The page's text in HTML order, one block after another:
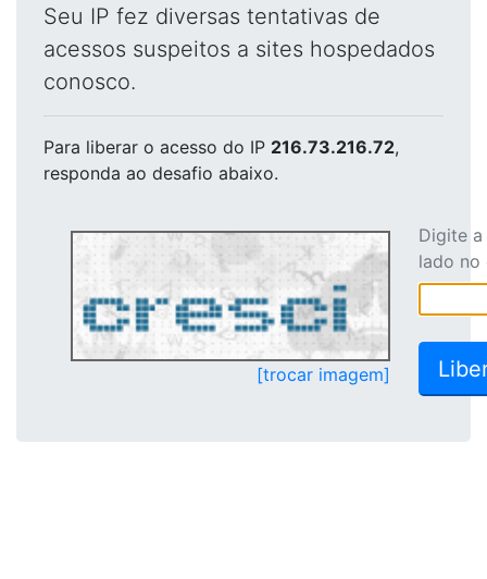
Seu IP fez diversas tentativas de
acessos suspeitos a sites hospedados
conosco.
Para liberar o acesso do IP 216.73.216.72,
responda ao desafio abaixo.
[trocar imagem]
Digite
lado no